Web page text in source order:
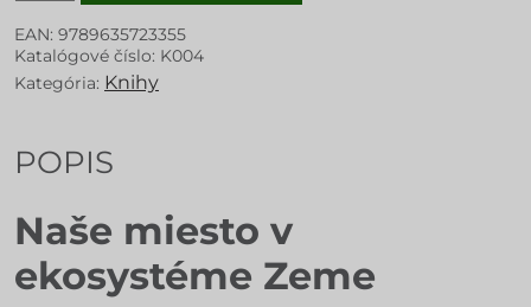
EAN: 9789635723355
Katalógové číslo: K004
Kategória: Knihy
POPIS
Naše miesto v
ekosystéme Zeme